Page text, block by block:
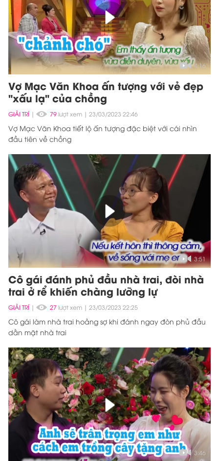
4:16
Vợ Mạc Văn Khoa ấn tượng với vẻ đẹp
"xấu lạ" của chồng
GIẢI TRÍ | 79 lượt xem 23/03/2023 22:46
Vợ Mạc Văn Khoa tiết lộ ấn tượng đặc biệt với cái nhìn
đầu tiên về chồng
3:51
Cô gái đánh phủ đầu nhà trai, đòi nhà
trai ở rể khiến chàng lưỡng lự
GIẢI TRÍ | 27 lượt xem 23/03/2023 22:25
Cô gái làm nhà trai hoảng sợ khi đánh ngay đòn phủ đầu
dằn mặt nhà trai
3:46